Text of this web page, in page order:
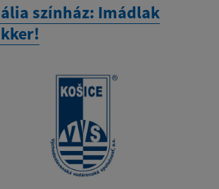
színház: Imádlak